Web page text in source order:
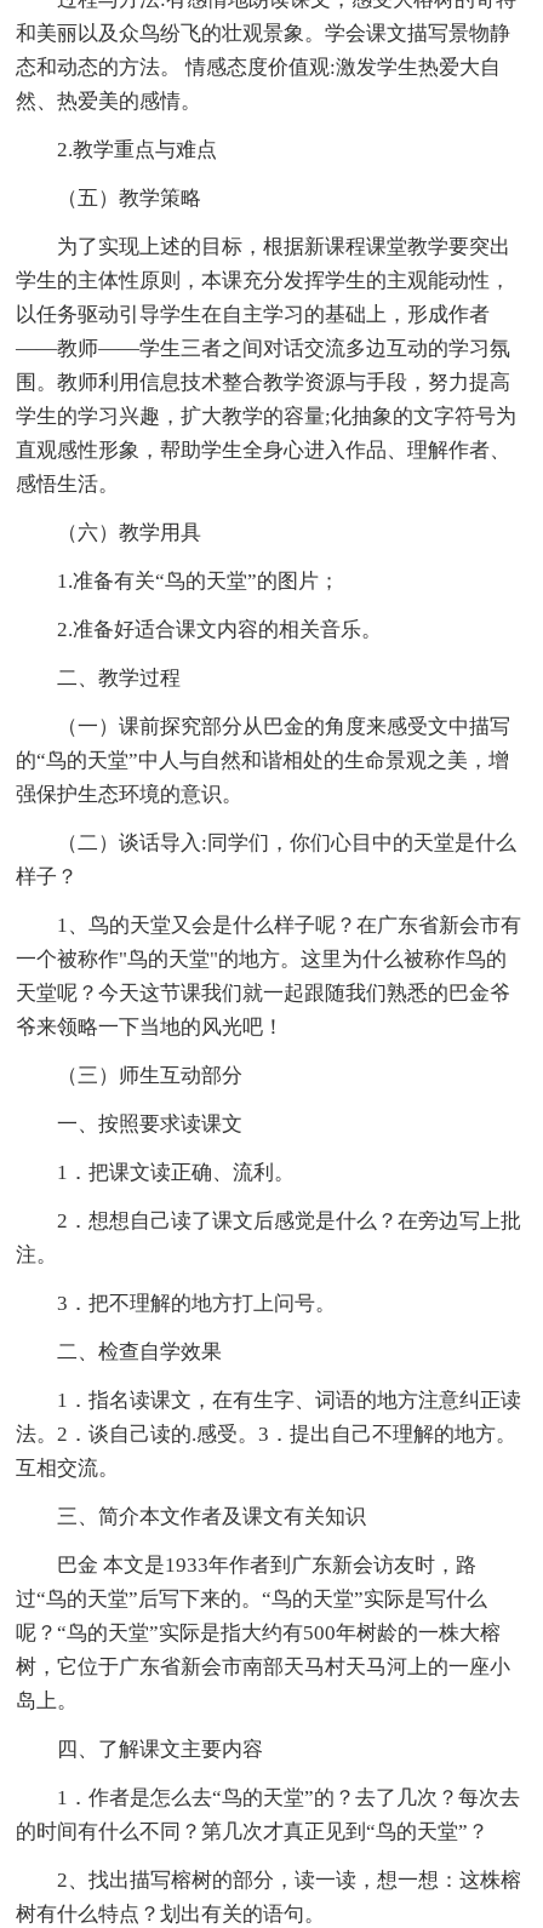
和美丽以及众鸟纷飞的壮观景象。学会课文描写景物静
态和动态的方法。 情感态度价值观:激发学生热爱大自
然、热爱美的感情。
2.教学重点与难点
（五）教学策略
为了实现上述的目标，根据新课程课堂教学要突出
学生的主体性原则，本课充分发挥学生的主观能动性，
以任务驱动引导学生在自主学习的基础上，形成作者
——教师——学生三者之间对话交流多边互动的学习氛
围。教师利用信息技术整合教学资源与手段，努力提高
学生的学习兴趣，扩大教学的容量;化抽象的文字符号为
直观感性形象，帮助学生全身心进入作品、理解作者、
感悟生活。
（六）教学用具
1.准备有关“鸟的天堂”的图片；
2.准备好适合课文内容的相关音乐。
二、教学过程
（一）课前探究部分从巴金的角度来感受文中描写
的“鸟的天堂”中人与自然和谐相处的生命景观之美，增
强保护生态环境的意识。
（二）谈话导入:同学们，你们心目中的天堂是什么
样子？
1、鸟的天堂又会是什么样子呢？在广东省新会市有
一个被称作"鸟的天堂"的地方。这里为什么被称作鸟的
天堂呢？今天这节课我们就一起跟随我们熟悉的巴金爷
爷来领略一下当地的风光吧！
（三）师生互动部分
一、按照要求读课文
1．把课文读正确、流利。
2．想想自己读了课文后感觉是什么？在旁边写上批
注。
3．把不理解的地方打上问号。
二、检查自学效果
1．指名读课文，在有生字、词语的地方注意纠正读
法。2．谈自己读的.感受。3．提出自己不理解的地方。
互相交流。
三、简介本文作者及课文有关知识
巴金 本文是1933年作者到广东新会访友时，路
过“鸟的天堂”后写下来的。“鸟的天堂”实际是写什么
呢？“鸟的天堂”实际是指大约有500年树龄的一株大榕
树，它位于广东省新会市南部天马村天马河上的一座小
岛上。
四、了解课文主要内容
1．作者是怎么去“鸟的天堂”的？去了几次？每次去
的时间有什么不同？第几次才真正见到“鸟的天堂”？
2、找出描写榕树的部分，读一读，想一想：这株榕
树有什么特点？划出有关的语句。